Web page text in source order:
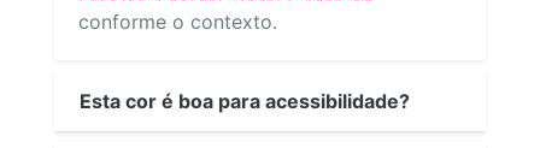
conforme o contexto.
Esta cor é boa para acessibilidade?